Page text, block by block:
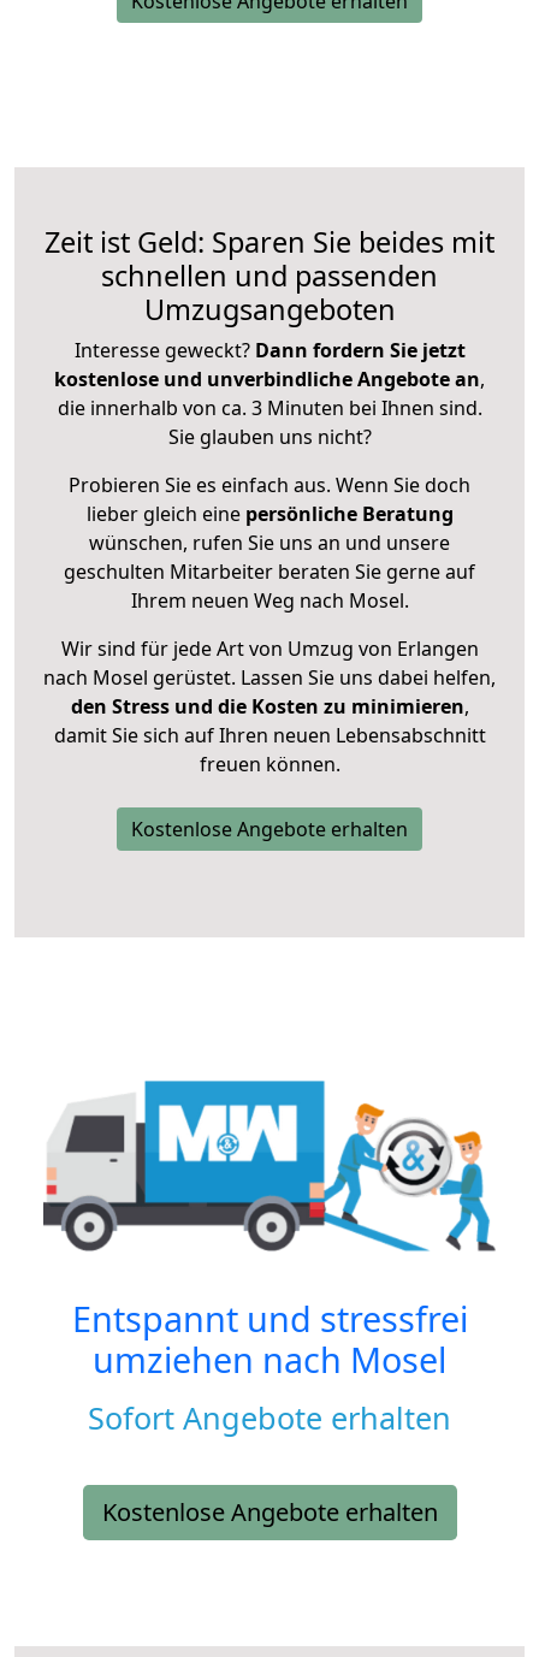
Zeit ist Geld: Sparen Sie beides mit
schnellen und passenden
Umzugsangeboten
Interesse geweckt? Dann fordern Sie jetzt
kostenlose und unverbindliche Angebote an,
die innerhalb von ca. 3 Minuten bei Ihnen sind.
Sie glauben uns nicht?
Probieren Sie es einfach aus. Wenn Sie doch
lieber gleich eine persönliche Beratung
wünschen, rufen Sie uns an und unsere
geschulten Mitarbeiter beraten Sie gerne auf
Ihrem neuen Weg nach Mosel.
Wir sind für jede Art von Umzug von Erlangen
nach Mosel gerüstet. Lassen Sie uns dabei helfen,
den Stress und die Kosten zu minimieren,
damit Sie sich auf Ihren neuen Lebensabschnitt
freuen können.
Kostenlose Angebote erhalten
Entspannt und stressfrei
umziehen nach Mosel
Sofort Angebote erhalten
Kostenlose Angebote erhalten